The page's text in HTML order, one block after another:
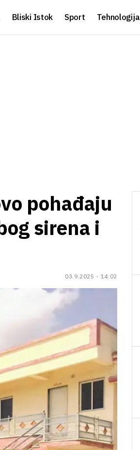
Bliski Istok Sport Tehnologija
pohađaju
sirena i
03.9.2025 - 14:02